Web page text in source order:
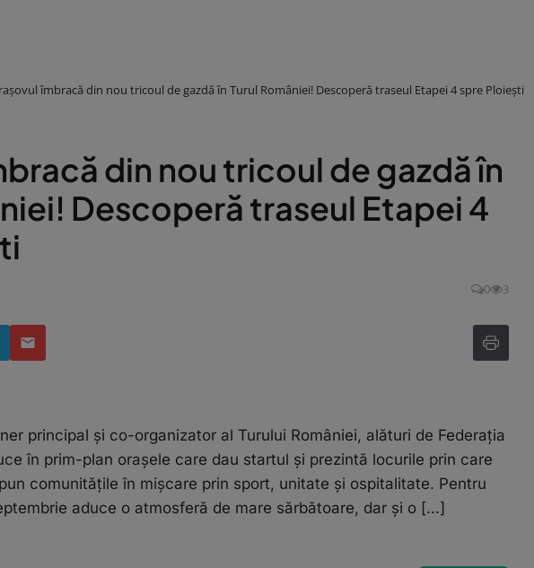
îmbracă din nou tricoul de gazdă în Turul României! Descoperă traseul Etapei 4 spre Ploiești
din nou tricoul de gazdă în
Descoperă traseul Etapei 4
0 3
principal și co-organizator al Turului României, alături de Federația
în prim-plan orașele care dau startul și prezintă locurile prin care
comunitățile în mișcare prin sport, unitate și ospitalitate. Pentru
aduce o atmosferă de mare sărbătoare, dar și o [...]